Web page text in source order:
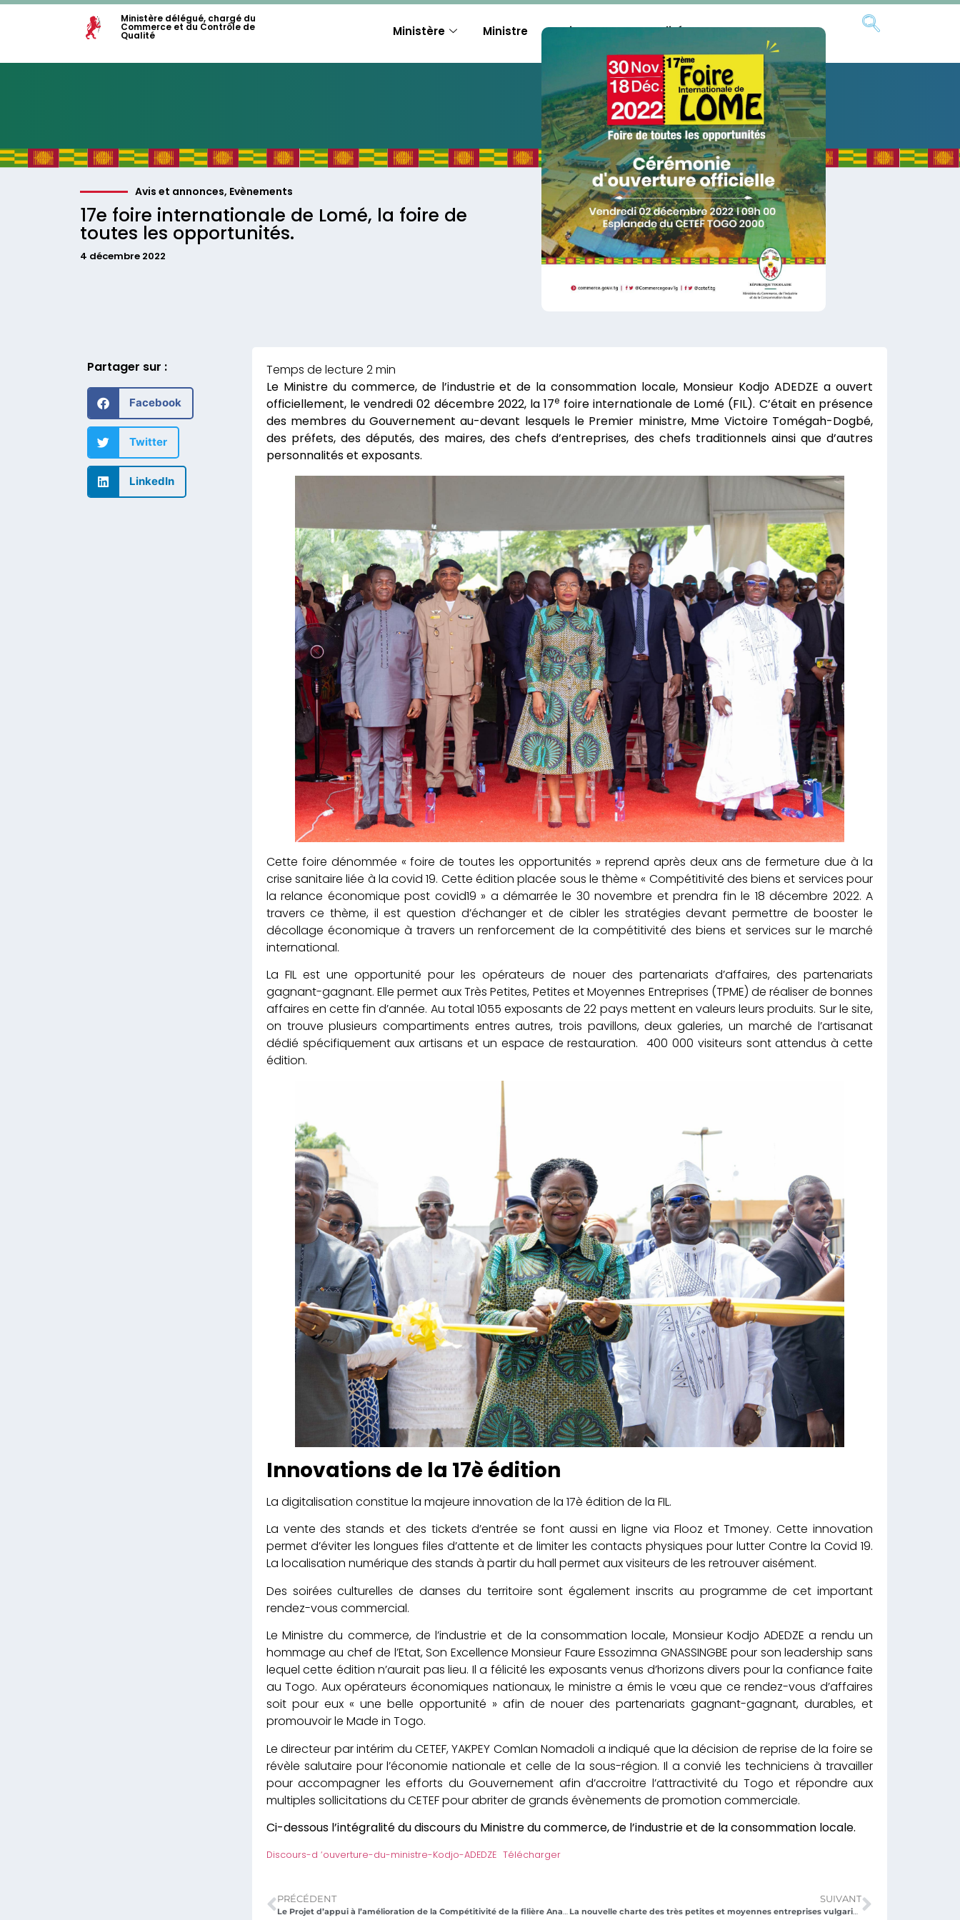
Ministère délégué, chargé du
Commerce et du Contrôle de
Qualité Ministère Ministre Actions Actualités
Avis et annonces, Evènements
17e foire internationale de Lomé, la foire de
toutes les opportunités.
4 décembre 2022
Partager sur :
Facebook
Twitter
LinkedIn
Le Ministre du commerce, de l’industrie et de la consommation locale, Monsieur Kodjo ADEDZE a ouvert
officiellement, le vendredi 02 décembre 2022, la 17e foire internationale de Lomé (FIL). C’était en présence
des membres du Gouvernement au-devant lesquels le Premier ministre, Mme Victoire Tomégah-Dogbé,
des préfets, des députés, des maires, des chefs d’entreprises, des chefs traditionnels ainsi que d’autres
personnalités et exposants.
Cette foire dénommée « foire de toutes les opportunités » reprend après deux ans de fermeture due à la
crise sanitaire liée à la covid 19. Cette édition placée sous le thème « Compétitivité des biens et services pour
la relance économique post covid19 » a démarrée le 30 novembre et prendra fin le 18 décembre 2022. A
travers ce thème, il est question d’échanger et de cibler les stratégies devant permettre de booster le
décollage économique à travers un renforcement de la compétitivité des biens et services sur le marché
international.
La FIL est une opportunité pour les opérateurs de nouer des partenariats d’affaires, des partenariats
gagnant-gagnant. Elle permet aux Très Petites, Petites et Moyennes Entreprises (TPME) de réaliser de bonnes
affaires en cette fin d’année. Au total 1055 exposants de 22 pays mettent en valeurs leurs produits. Sur le site,
on trouve plusieurs compartiments entres autres, trois pavillons, deux galeries, un marché de l’artisanat
dédié spécifiquement aux artisans et un espace de restauration. 400 000 visiteurs sont attendus à cette
édition.
Innovations de la 17è édition
La digitalisation constitue la majeure innovation de la 17è édition de la FIL.
La vente des stands et des tickets d’entrée se font aussi en ligne via Flooz et Tmoney. Cette innovation
permet d’éviter les longues files d’attente et de limiter les contacts physiques pour lutter Contre la Covid 19.
La localisation numérique des stands à partir du hall permet aux visiteurs de les retrouver aisément.
Des soirées culturelles de danses du territoire sont également inscrits au programme de cet important
rendez-vous commercial.
Le Ministre du commerce, de l’industrie et de la consommation locale, Monsieur Kodjo ADEDZE a rendu un
hommage au chef de l’Etat, Son Excellence Monsieur Faure Essozimna GNASSINGBE pour son leadership sans
lequel cette édition n’aurait pas lieu. Il a félicité les exposants venus d’horizons divers pour la confiance faite
au Togo. Aux opérateurs économiques nationaux, le ministre a émis le vœu que ce rendez-vous d’affaires
soit pour eux « une belle opportunité » afin de nouer des partenariats gagnant-gagnant, durables, et
promouvoir le Made in Togo.
Le directeur par intérim du CETEF, YAKPEY Comlan Nomadoli a indiqué que la décision de reprise de la foire se
révèle salutaire pour l’économie nationale et celle de la sous-région. Il a convié les techniciens à travailler
pour accompagner les efforts du Gouvernement afin d’accroitre l’attractivité du Togo et répondre aux
multiples sollicitations du CETEF pour abriter de grands évènements de promotion commerciale.
Ci-dessous l’intégralité du discours du Ministre du commerce, de l’industrie et de la consommation locale.
Discours-d ‘ouverture-du-ministre-Kodjo-ADEDZE Télécharger
PRÉCÉDENT
Le Projet d’appui à l’amélioration de la Compétitivité de la filière Ananas au Togo a clôturé ses activités.
SUIVANT
La nouvelle charte des très petites et moyennes entreprises vulgarisée à Atakpamé.